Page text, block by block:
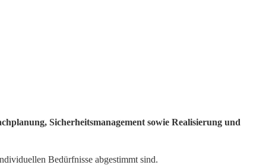
Sicherheitsmanagement sowie Realisierung und
Bedürfnisse abgestimmt sind.